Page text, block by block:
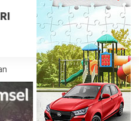
Kemandirian Ekonomi Masyarakat